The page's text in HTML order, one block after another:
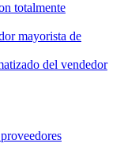
totalmente
mayorista de
del vendedor